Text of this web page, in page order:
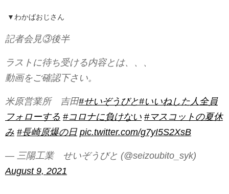
▼わかばおじさん
記者会見③後半
ラストに待ち受ける内容とは、、、
動画をご確認下さい。
米原営業所 吉田#せいぞうびと#いいねした人全員
フォローする #コロナに負けない #マスコットの夏休
み #長崎原爆の日 pic.twitter.com/g7yI5S2XsB
— 三陽工業 せいぞうびと (@seizoubito_syk)
August 9, 2021